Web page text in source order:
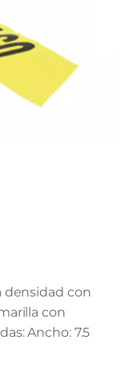
densidad con
con
Ancho: 7.5